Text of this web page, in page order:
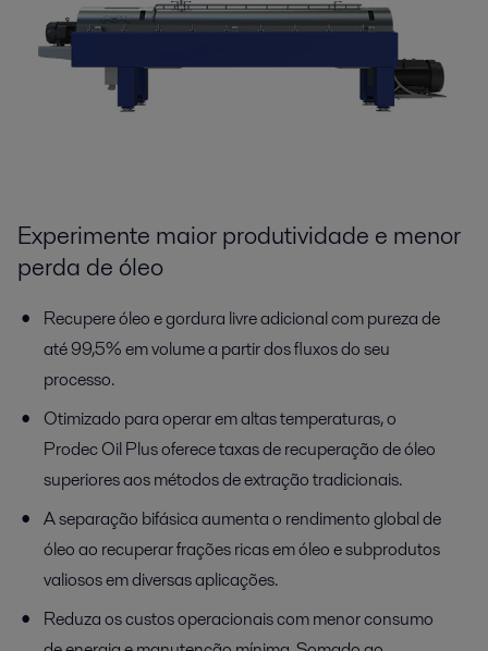
Experimente maior produtividade e menor
perda de óleo
Recupere óleo e gordura livre adicional com pureza de
até 99,5% em volume a partir dos fluxos do seu
processo.
Otimizado para operar em altas temperaturas, o
Prodec Oil Plus oferece taxas de recuperação de óleo
superiores aos métodos de extração tradicionais.
A separação bifásica aumenta o rendimento global de
óleo ao recuperar frações ricas em óleo e subprodutos
valiosos em diversas aplicações.
Reduza os custos operacionais com menor consumo